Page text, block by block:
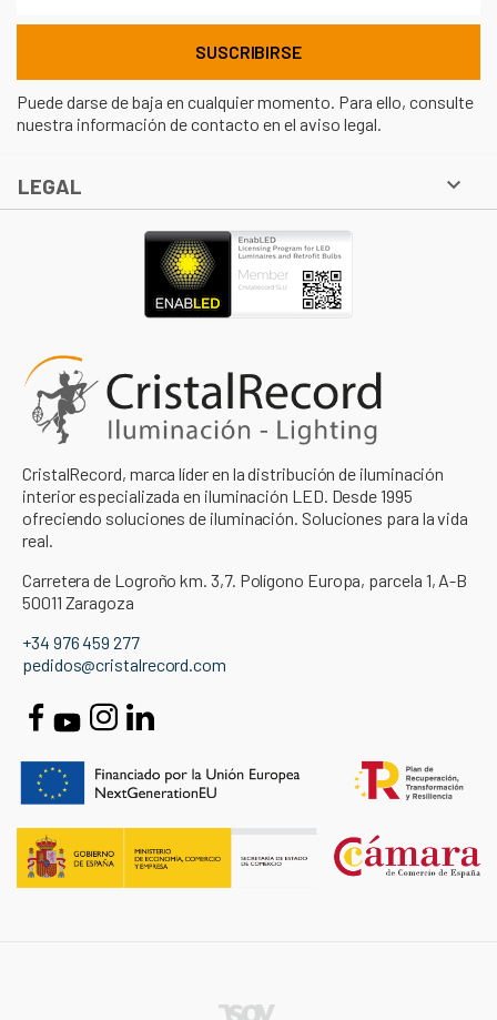
Puede darse de baja en cualquier momento. Para ello, consulte
nuestra información de contacto en el aviso legal.
LEGAL 
CristalRecord, marca líder en la distribución de iluminación
interior especializada en iluminación LED. Desde 1995
ofreciendo soluciones de iluminación. Soluciones para la vida
real.
Carretera de Logroño km. 3,7. Polígono Europa, parcela 1, A-B
50011 Zaragoza
+34 976 459 277
pedidos@cristalrecord.com